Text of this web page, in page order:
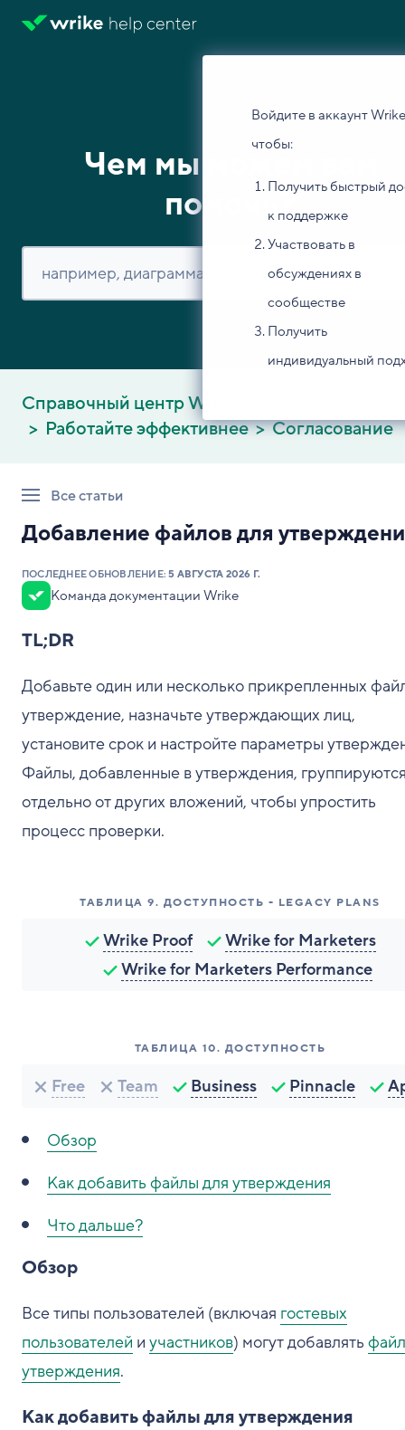
Войдите в аккаунт
чтобы:
Получить быстрый
к поддержке
Участвовать в
обсуждениях в
сообществе
Получить
индивидуальный
Чем мы можем вам
помочь?
Справочный центр Wrike
Работайте эффективнее
Согласование
Все статьи
Добавление файлов для
ПОСЛЕДНЕЕ ОБНОВЛЕНИЕ:5 АВГУСТА 2026 Г.
Команда документации Wrike
TL;DR
Добавьте один или несколько прикрепленных
утверждение, назначьте утверждающих лиц,
установите срок и настройте параметры
Файлы, добавленные в утверждения,
отдельно от других вложений, чтобы упростить
процесс проверки.
ТАБЛИЦА 9. ДОСТУПНОСТЬ - LEGACY PLANS
Wrike Proof
Wrike for Marketers
Wrike for Marketers Performance
ТАБЛИЦА 10. ДОСТУПНОСТЬ
Free Team Business Pinnacle
Обзор
Какдобавить файлы для утверждения
Что дальше?
Обзор
Все типы пользователей (включая гостевых
пользователей и участников) могут добавлять
утверждения.
Как добавить файлы для утверждения